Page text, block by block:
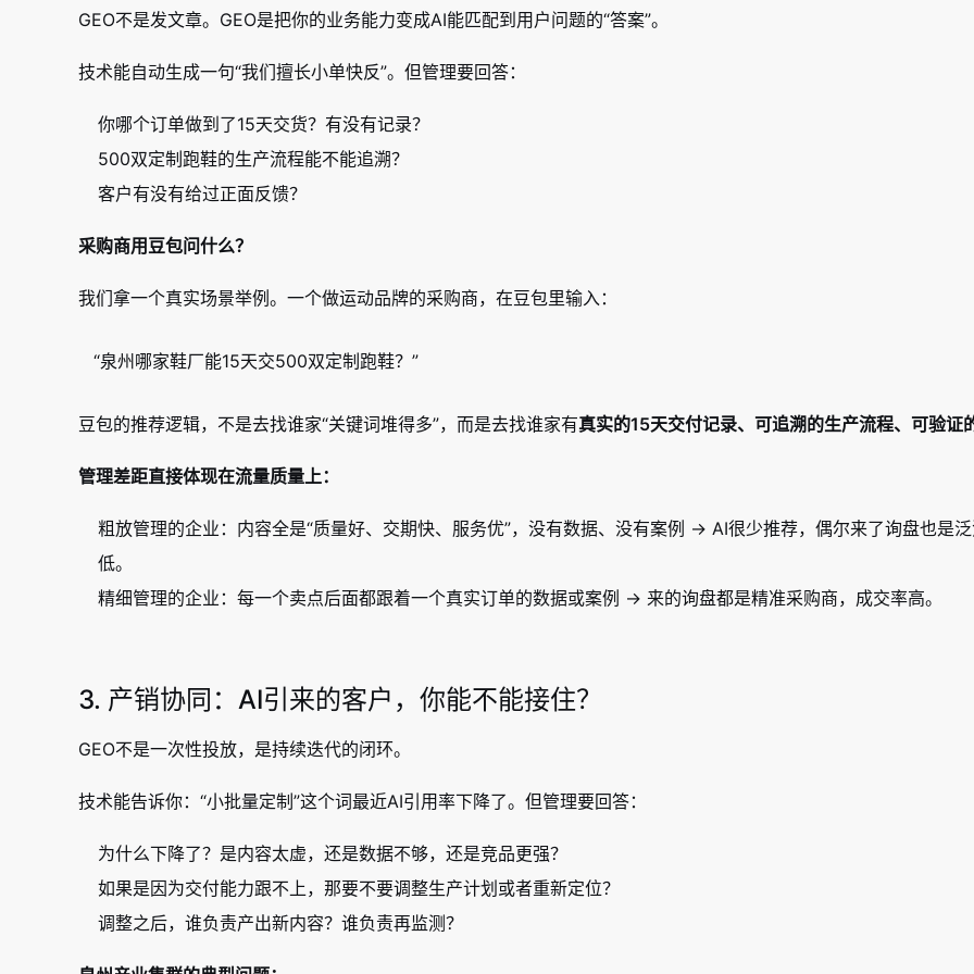
GEO不是发文章。GEO是把你的业务能力变成AI能匹配到用户问题的“答案”。
技术能自动生成一句“我们擅长小单快反”。但管理要回答：
你哪个订单做到了15天交货？有没有记录？
500双定制跑鞋的生产流程能不能追溯？
客户有没有给过正面反馈？
采购商用豆包问什么？
我们拿一个真实场景举例。一个做运动品牌的采购商，在豆包里输入：
“泉州哪家鞋厂能15天交500双定制跑鞋？”
豆包的推荐逻辑，不是去找谁家“关键词堆得多”，而是去找谁家有真实的15天交付记录、可追溯的生产流程、可验证
管理差距直接体现在流量质量上：
粗放管理的企业：内容全是“质量好、交期快、服务优”，没有数据、没有案例 → AI很少推荐，偶尔来了询盘也是
低。
精细管理的企业：每一个卖点后面都跟着一个真实订单的数据或案例 → 来的询盘都是精准采购商，成交率高。
3. 产销协同：AI引来的客户，你能不能接住？
GEO不是一次性投放，是持续迭代的闭环。
技术能告诉你：“小批量定制”这个词最近AI引用率下降了。但管理要回答：
为什么下降了？是内容太虚，还是数据不够，还是竞品更强？
如果是因为交付能力跟不上，那要不要调整生产计划或者重新定位？
调整之后，谁负责产出新内容？谁负责再监测？